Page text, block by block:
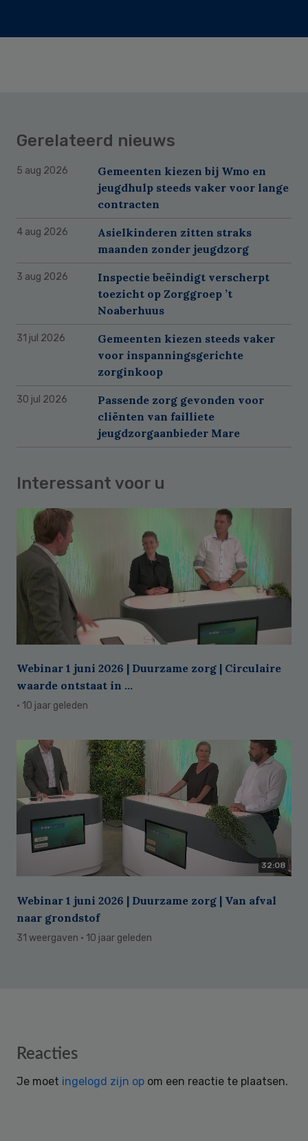
Gerelateerd nieuws
5 aug 2026
Gemeenten kiezen bij Wmo en
jeugdhulp steeds vaker voor lange
contracten
4 aug 2026
Asielkinderen zitten straks
maanden zonder jeugdzorg
3 aug 2026
Inspectie beëindigt verscherpt
toezicht op Zorggroep ’t
Noaberhuus
31 jul 2026
Gemeenten kiezen steeds vaker
voor inspanningsgerichte
zorginkoop
30 jul 2026
Passende zorg gevonden voor
cliënten van failliete
jeugdzorgaanbieder Mare
Interessant voor u
Webinar 1 juni 2026 | Duurzame zorg | Circulaire
waarde ontstaat in ...
· 10 jaar geleden
32:08
Webinar 1 juni 2026 | Duurzame zorg | Van afval
naar grondstof
31 weergaven · 10 jaar geleden
Reader
Reacties
Je moet ingelogd zijn op om een reactie te plaatsen.